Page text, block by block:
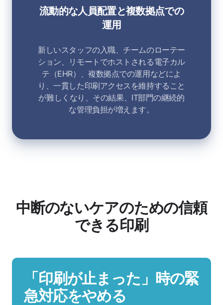
流動的な人員配置と複数拠点での
運用
新しいスタッフの入職、チームのローテー
ション、リモートでホストされる電子カル
テ（EHR）、複数拠点での運用などによ
り、一貫した印刷アクセスを維持すること
が難しくなり、その結果、IT部門の継続的
な管理負担が増えます。
中断のないケアのための信頼
できる印刷
「印刷が止まった」時の緊
急対応をやめる